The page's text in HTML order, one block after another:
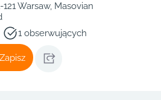
Warsaw, Masovian
1 obserwujących
Zapisz